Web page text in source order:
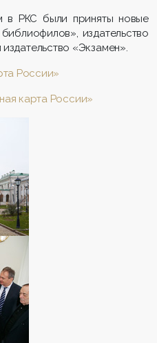
в РКС были приняты новые
издательство
«Экзамен».
России»
карта России»